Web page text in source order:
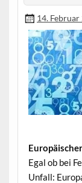
14. Februar
Egal ob bei
Unfall: